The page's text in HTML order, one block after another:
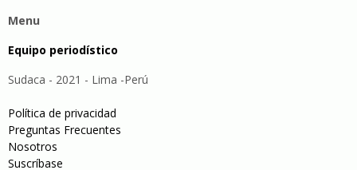
Menu
Equipo periodístico
Sudaca - 2021 - Lima -Perú
Política de privacidad
Preguntas Frecuentes
Nosotros
Suscríbase